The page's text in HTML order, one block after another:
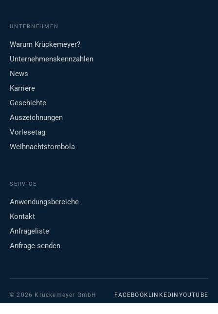
UNTERNEHMEN
Warum Krückemeyer?
Unternehmenskennzahlen
News
Karriere
Geschichte
Auszeichnungen
Vorlesetag
Weihnachtstombola
SERVICE
Anwendungsbereiche
Kontakt
Anfrageliste
Anfrage senden
© 2026 Krückemeyer GmbH FACEBOOK LINKEDIN YOUTUBE